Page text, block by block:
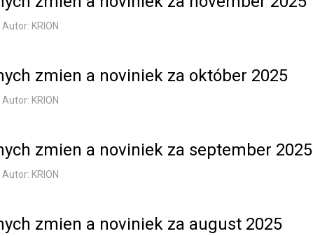
Autor: KRION
zmien a noviniek za október 2025
Autor: KRION
zmien a noviniek za september 2025
Autor: KRION
zmien a noviniek za august 2025